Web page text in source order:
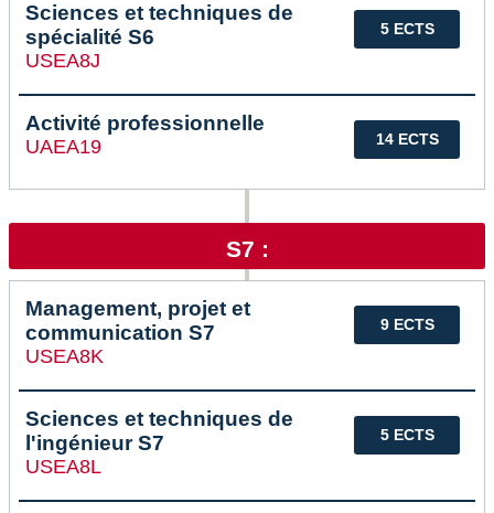
5 ECTS
Sciences et techniques de
spécialité S6
USEA8J
14 ECTS
Activité professionnelle
UAEA19
S7 :
9 ECTS
Management, projet et
communication S7
USEA8K
5 ECTS
Sciences et techniques de
l'ingénieur S7
USEA8L